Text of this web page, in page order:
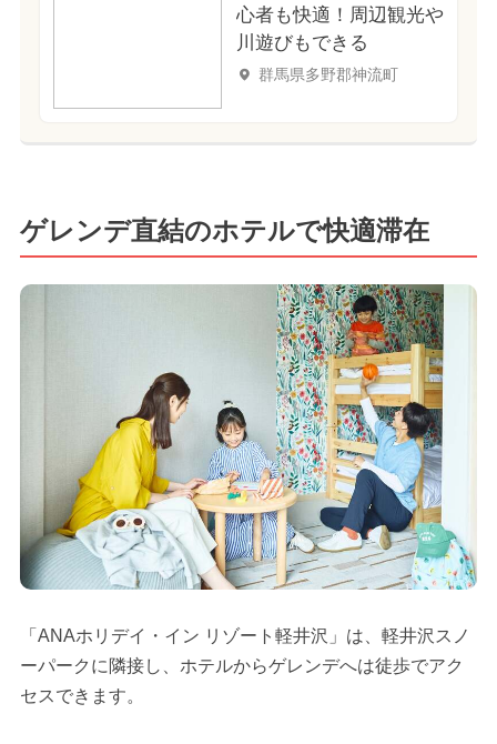
心者も快適！周辺観光や
川遊びもできる
群馬県多野郡神流町
ゲレンデ直結のホテルで快適滞在
「ANAホリデイ・イン リゾート軽井沢」は、軽井沢スノ
ーパークに隣接し、ホテルからゲレンデへは徒歩でアク
セスできます。